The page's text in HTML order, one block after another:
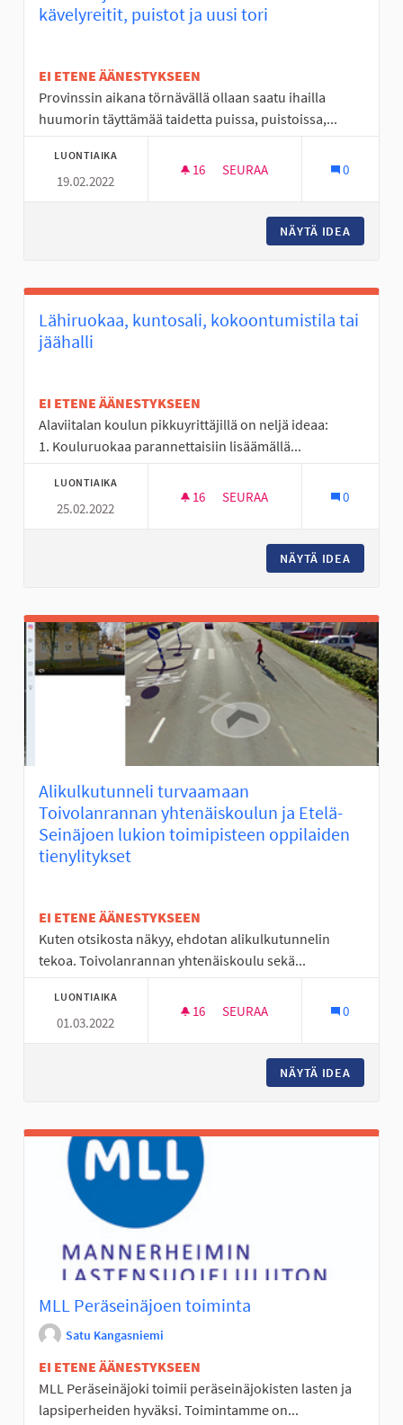
kävelyreitit, puistot ja uusi tori
EI ETENE ÄÄNESTYKSEEN
Provinssin aikana törnävällä ollaan saatu ihailla
huumorin täyttämää taidetta puissa, puistoissa,...
LUONTIAIKA
19.02.2022
16 16 SEURAAJAA
SEURAA 0
NÄYTÄ IDEA
Lähiruokaa, kuntosali, kokoontumistila tai
jäähalli
EI ETENE ÄÄNESTYKSEEN
Alaviitalan koulun pikkuyrittäjillä on neljä ideaa:
1. Kouluruokaa parannettaisiin lisäämällä...
LUONTIAIKA
25.02.2022
16 16 SEURAAJAA
SEURAA 0
NÄYTÄ IDEA
Alikulkutunneli turvaamaan
Toivolanrannan yhtenäiskoulun ja Etelä-
Seinäjoen lukion toimipisteen oppilaiden
tienylitykset
EI ETENE ÄÄNESTYKSEEN
Kuten otsikosta näkyy, ehdotan alikulkutunnelin
tekoa. Toivolanrannan yhtenäiskoulu sekä...
LUONTIAIKA
01.03.2022
16 16 SEURAAJAA
SEURAA 0
NÄYTÄ IDEA
MLL Peräseinäjoen toiminta
Satu Kangasniemi
EI ETENE ÄÄNESTYKSEEN
MLL Peräseinäjoki toimii peräseinäjokisten lasten ja
lapsiperheiden hyväksi. Toimintamme on...